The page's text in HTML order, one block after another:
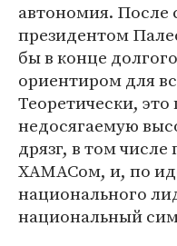
автономия. После
президентом
бы в конце
ориентиром для
Теоретически,
недосягаемую
дрязг, в том
ХАМАСом, и, по
национального
национальный